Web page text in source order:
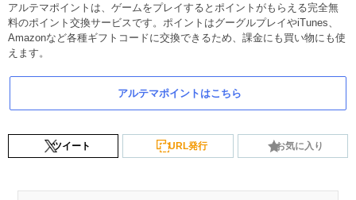
アルテマポイントは、ゲームをプレイするとポイントがもらえる完全無
料のポイント交換サービスです。ポイントはグーグルプレイやiTunes、
Amazonなど各種ギフトコードに交換できるため、課金にも買い物にも使
えます。
アルテマポイントはこちら
ツイート URL発行 お気に入り